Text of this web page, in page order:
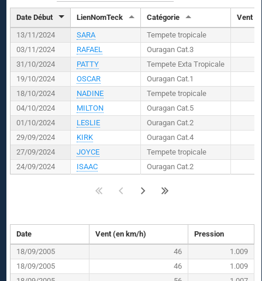
Date Début LienNomTeck Catégorie Vent (
13/11/2024
SARA
Tempete tropicale
03/11/2024
RAFAEL
Ouragan Cat.3
31/10/2024
PATTY
Tempete Exta Tropicale
19/10/2024
OSCAR
Ouragan Cat.1
18/10/2024
NADINE
Tempete tropicale
04/10/2024
MILTON
Ouragan Cat.5
01/10/2024
LESLIE
Ouragan Cat.2
29/09/2024
KIRK
Ouragan Cat.4
27/09/2024
JOYCE
Tempete tropicale
24/09/2024
ISAAC Ouragan Cat.2
Date Vent (en km/h)
Pression
18/09/2005
46
1.009
18/09/2005
46
1.009